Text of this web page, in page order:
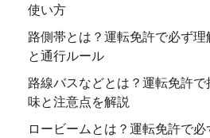
使い方
路側帯とは？運転免許で必ず
と通行ルール
路線バスなどとは？運転免許
味と注意点を解説
ロービームとは？運転免許で